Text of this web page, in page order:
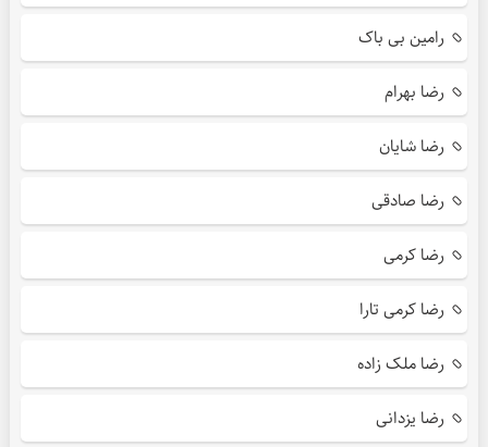
رامین بی باک
رضا بهرام
رضا شایان
رضا صادقی
رضا کرمی
رضا کرمی تارا
رضا ملک زاده
رضا یزدانی